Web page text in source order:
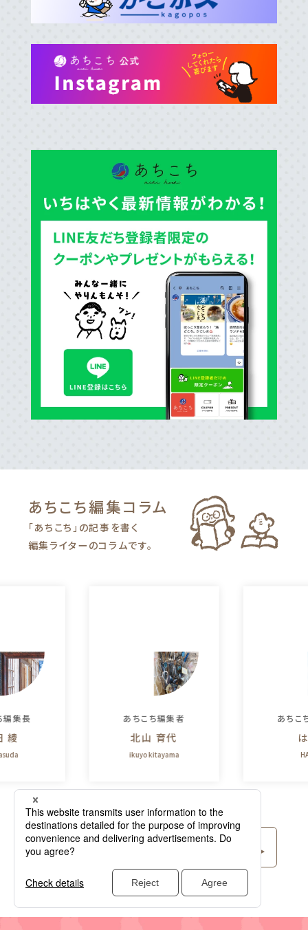
あちこち編集コラム
「あちこち」の記事を書く
編集ライターのコラムです。
編集長
綾
あちこち編集者
北山 育代
ikuyo kitayama
あちこ
コラム記事をもっと⾒る